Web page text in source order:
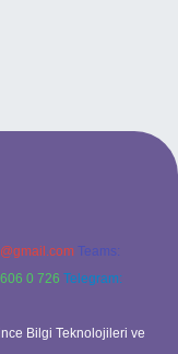
Teams:
0 726 Telegram:
Bilgi Teknolojileri ve